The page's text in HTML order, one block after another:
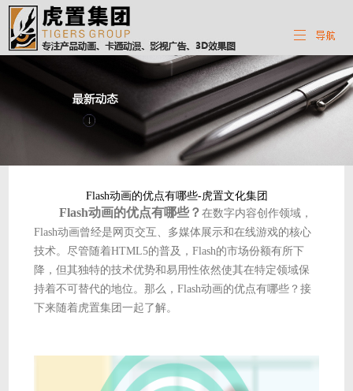
Flash动画的优点有哪些-虎置文化集团
Flash动画的优点有哪些？在数字内容创作领域，
Flash动画曾经是网页交互、多媒体展示和在线游戏的核心
技术。尽管随着HTML5的普及，Flash的市场份额有所下
降，但其独特的技术优势和易用性依然使其在特定领域保
持着不可替代的地位。那么，Flash动画的优点有哪些？接
下来随着虎置集团一起了解。